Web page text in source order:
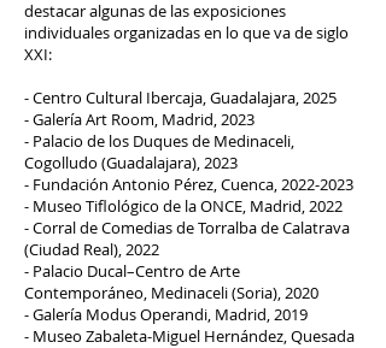
destacar algunas de las exposiciones
individuales organizadas en lo que va de siglo
XXI:
- Centro Cultural Ibercaja, Guadalajara, 2025
- Galería Art Room, Madrid, 2023
- Palacio de los Duques de Medinaceli,
Cogolludo (Guadalajara), 2023
- Fundación Antonio Pérez, Cuenca,2022-2023
- Museo Tiflológico de la ONCE, Madrid, 2022
- Corral de Comedias de Torralba de Calatrava
(Ciudad Real), 2022
- Palacio Ducal–Centro de Arte
Contemporáneo, Medinaceli (Soria), 2020
- Galería Modus Operandi, Madrid, 2019
- Museo Zabaleta-Miguel Hernández, Quesada